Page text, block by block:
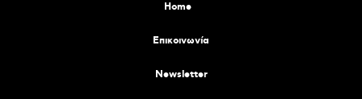
Home
Επικοινωνία
Newsletter